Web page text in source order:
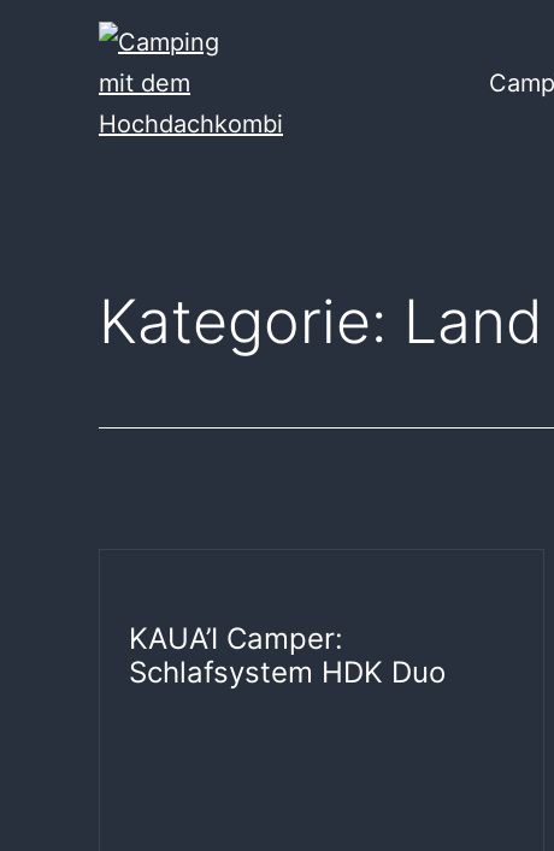
springen
Kategorie:
KAUA’I Camper:
Schlafsystem HDK Duo